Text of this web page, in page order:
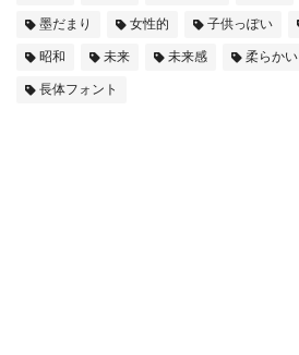
墨だまり 女性的 子供っぽい
昭和 未来 未来感 柔らかい
長体フォント